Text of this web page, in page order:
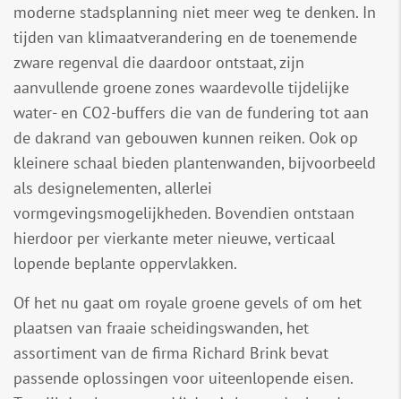
moderne stadsplanning niet meer weg te denken. In
tijden van klimaatverandering en de toenemende
zware regenval die daardoor ontstaat, zijn
aanvullende groene zones waardevolle tijdelijke
water- en CO2-buffers die van de fundering tot aan
de dakrand van gebouwen kunnen reiken. Ook op
kleinere schaal bieden plantenwanden, bijvoorbeeld
als designelementen, allerlei
vormgevingsmogelijkheden. Bovendien ontstaan
hierdoor per vierkante meter nieuwe, verticaal
lopende beplante oppervlakken.
Of het nu gaat om royale groene gevels of om het
plaatsen van fraaie scheidingswanden, het
assortiment van de firma Richard Brink bevat
passende oplossingen voor uiteenlopende eisen.